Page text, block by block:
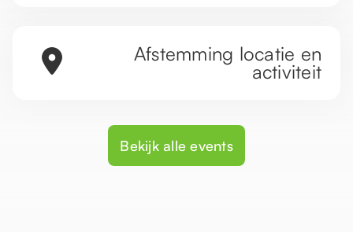
Afstemming locatie en
activiteit
Bekijk alle events